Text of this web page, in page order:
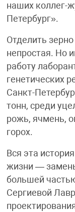
наших коллег-
Петербург».
Отделить
непростая. Но
работу
генетических
Санкт-
тонн, среди
рожь, ячмень,
горох.
Вся эта
жизни —
большей
Сергиевой